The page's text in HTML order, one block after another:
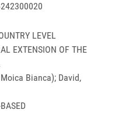
LEVEL
EXTENSION OF THE
Bianca); David,